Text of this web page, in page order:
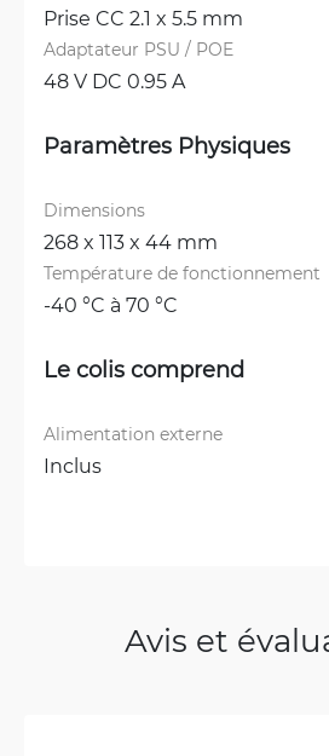
Prise CC 2.1 x 5.5 mm
Adaptateur PSU / POE
48 V DC 0.95 A
Paramètres Physiques
Dimensions
268 x 113 x 44 mm
Température de fonctionnement
-40 °C à 70 °C
Le colis comprend
Alimentation externe
Inclus
Avis et